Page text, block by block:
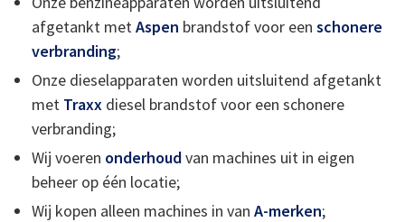
afgetankt metAspen brandstof voor een schonere
verbranding;
Onze dieselapparaten worden uitsluitend afgetankt
met Traxx diesel brandstof voor een schonere
verbranding;
Wij voeren onderhoudvan machines uit in eigen
beheer op één locatie;
Wij kopen alleen machines in van A-merken;